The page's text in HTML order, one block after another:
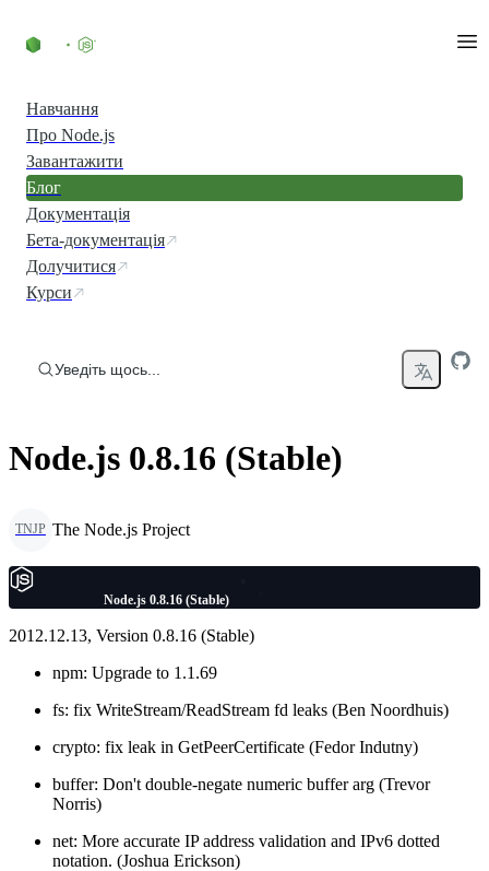
Навчання
Про Node.js
Завантажити
Блог
Документація
Бета-документація
Долучитися
Курси
Уведіть щось...
Node.js 0.8.16 (Stable)
TNJP The Node.js Project
Node.js 0.8.16 (Stable)
2012.12.13, Version 0.8.16 (Stable)
npm: Upgrade to 1.1.69
fs: fix WriteStream/ReadStream fd leaks (Ben Noordhuis)
crypto: fix leak in GetPeerCertificate (Fedor Indutny)
buffer: Don't double-negate numeric buffer arg (Trevor
Norris)
net: More accurate IP address validation and IPv6 dotted
notation. (Joshua Erickson)